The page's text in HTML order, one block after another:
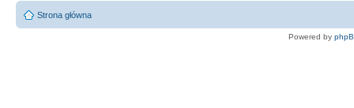
Strona główna
Powered by